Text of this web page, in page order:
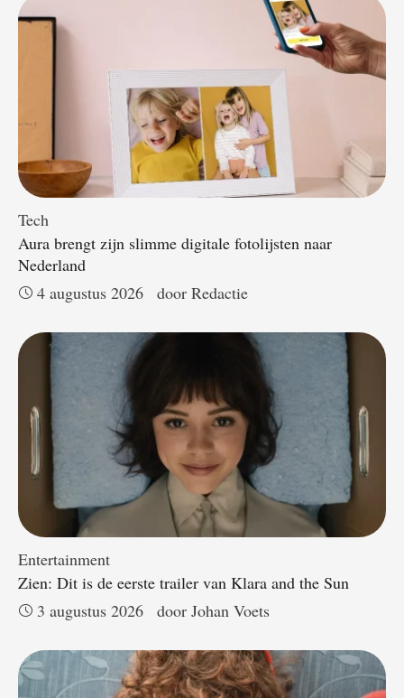
Tech
Aura brengt zijn slimme digitale fotolijsten naar
Nederland
4 augustus 2026
door Redactie
Entertainment
Zien: Dit is de eerste trailer van Klara and the Sun
3 augustus 2026
door Johan Voets